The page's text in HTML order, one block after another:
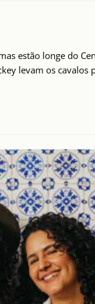
estão longe do
levam os